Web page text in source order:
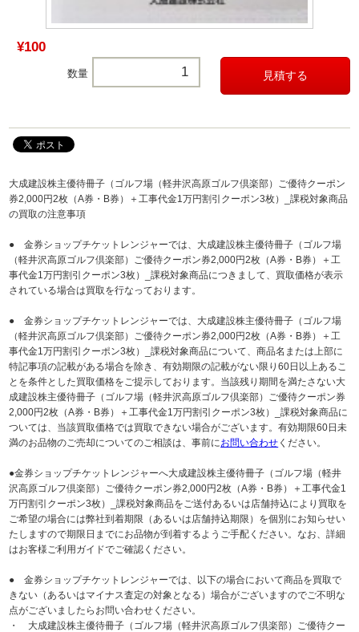
¥100
数量
大成建設株主優待冊子（ゴルフ場（軽井沢高原ゴルフ倶楽部）ご優待クーポン
券2,000円2枚（A券・B券）＋工事代金1万円割引クーポン3枚）_課税対象商品
の買取の注意事項
● 金券ショップチケットレンジャーでは、大成建設株主優待冊子（ゴルフ場
（軽井沢高原ゴルフ倶楽部）ご優待クーポン券2,000円2枚（A券・B券）＋工
事代金1万円割引クーポン3枚）_課税対象商品につきまして、買取価格が表示
されている場合は買取を行なっております。
● 金券ショップチケットレンジャーでは、大成建設株主優待冊子（ゴルフ場
（軽井沢高原ゴルフ倶楽部）ご優待クーポン券2,000円2枚（A券・B券）＋工
事代金1万円割引クーポン3枚）_課税対象商品について、商品名または上部に
特記事項の記載がある場合を除き、有効期限の記載がない限り60日以上あるこ
とを条件とした買取価格をご提示しております。当該残り期間を満たさない大
成建設株主優待冊子（ゴルフ場（軽井沢高原ゴルフ倶楽部）ご優待クーポン券
2,000円2枚（A券・B券）＋工事代金1万円割引クーポン3枚）_課税対象商品に
ついては、当該買取価格では買取できない場合がございます。有効期限60日未
満のお品物のご売却についてのご相談は、事前にお問い合わせ ください。
●金券ショップチケットレンジャーへ大成建設株主優待冊子（ゴルフ場（軽井
沢高原ゴルフ倶楽部）ご優待クーポン券2,000円2枚（A券・B券）＋工事代金1
万円割引クーポン3枚）_課税対象商品をご送付あるいは店舗持込により買取を
ご希望の場合には弊社到着期限（あるいは店舗持込期限）を個別にお知らせい
たしますので期限日までにお品物が到着するようご手配ください。なお、詳細
はお客様ご利用ガイドでご確認ください。
● 金券ショップチケットレンジャーでは、以下の場合において商品を買取で
きない（あるいはマイナス査定の対象となる）場合がございますのでご不明な
点がございましたらお問い合わせください。
・ 大成建設株主優待冊子（ゴルフ場（軽井沢高原ゴルフ倶楽部）ご優待クー